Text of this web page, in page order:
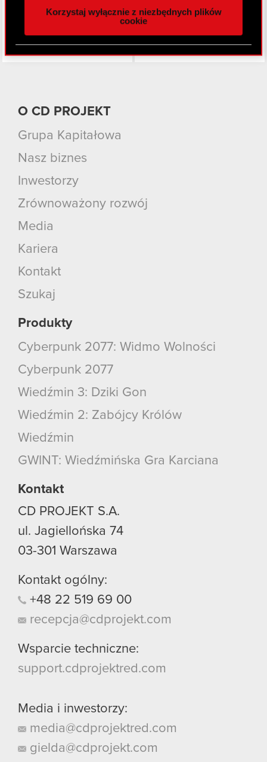
z naszej witryny, udostępniamy partnerom
Partnerzy mogą połączyć te informacje z innymi
danymi otrzymanymi od Ciebie lub uzyskanymi
Korzystaj wyłącznie z niezbędnych plików
cookie
O CD PROJEKT
Grupa Kapitałowa
Nasz biznes
Inwestorzy
Zrównoważony rozwój
Media
Kariera
Kontakt
Szukaj
Produkty
Cyberpunk 2077: Widmo Wolności
Cyberpunk 2077
Wiedźmin 3: Dziki Gon
Wiedźmin 2: Zabójcy Królów
Wiedźmin
GWINT: Wiedźmińska Gra Karciana
Kontakt
CD PROJEKT S.A.
ul. Jagiellońska 74
03-301 Warszawa
Kontakt ogólny:
+48 22 519 69 00
recepcja@cdprojekt.com
Wsparcie techniczne:
support.cdprojektred.com
Media i inwestorzy:
media@cdprojektred.com
gielda@cdprojekt.com